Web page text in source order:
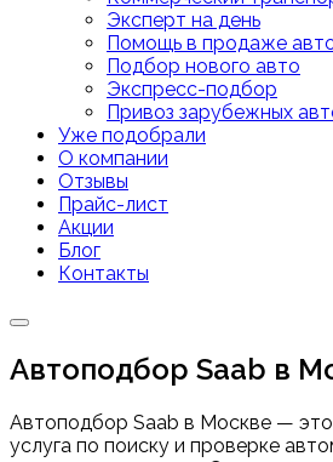
Эксперт на день
Помощь в продаже
Подбор нового авто
Экспресс-подбор
Привоз зарубежных
Уже подобрали
О компании
Отзывы
Прайс-лист
Акции
Блог
Контакты
Автоподбор Saab в
Автоподбор Saab в Москве —
услуга по поиску и проверке